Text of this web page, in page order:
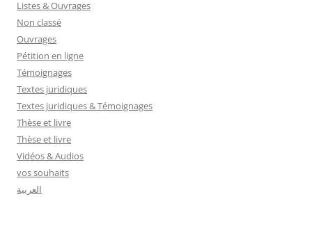
Listes & Ouvrages
Non classé
Ouvrages
Pétition en ligne
Témoignages
Textes juridiques
Textes juridiques & Témoignages
Thèse et livre
Thèse et livre
Vidéos & Audios
vos souhaits
العربية